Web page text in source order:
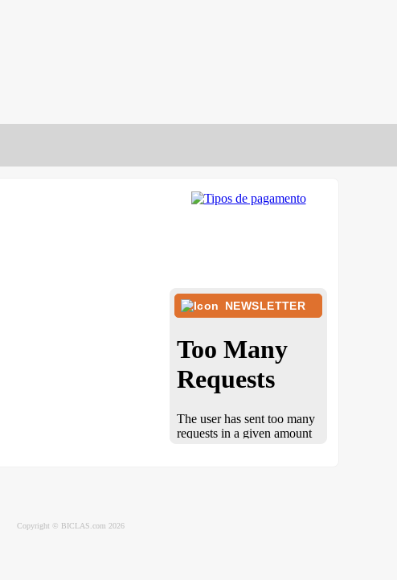
NEWSLETTER
Copyright © BICLAS.com 2026